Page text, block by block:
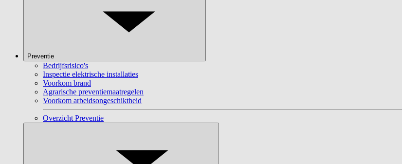
Preventie
Bedrijfsrisico's
Inspectie elektrische installaties
Voorkom brand
Agrarische preventiemaatregelen
Voorkom arbeidsongeschiktheid
Overzicht Preventie